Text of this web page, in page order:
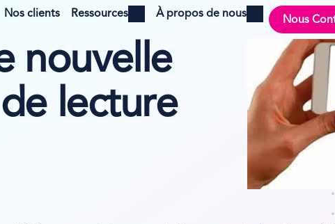
Nos clients Ressources
Open menu
À propos de nous
Open menu Nous
nouvelle
lecture